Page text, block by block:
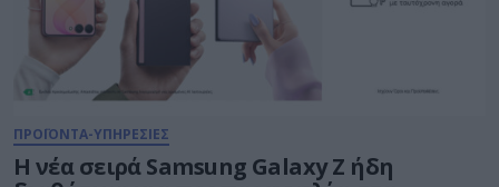
ΠΡΟΪΟΝΤΑ-ΥΠΗΡΕΣΙΕΣ
Η νέα σειρά Samsung Galaxy Ζ ήδη